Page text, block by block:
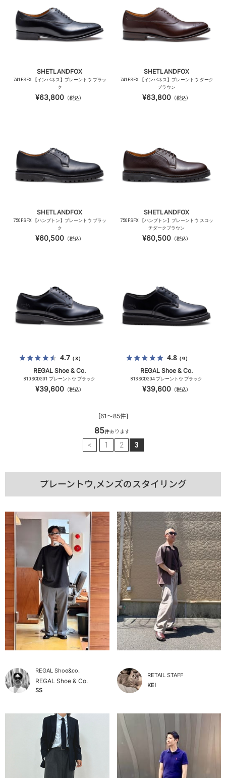
SHETLANDFOX
741FSFX 【インバネス】プレーントウ ブラッ
ク
¥63,800（税込）
SHETLANDFOX
741FSFX 【インバネス】プレーントウ ダーク
ブラウン
¥63,800（税込）
SHETLANDFOX
750FSFX 【ハンプトン】プレーントウ ブラッ
ク
¥60,500（税込）
SHETLANDFOX
750FSFX 【ハンプトン】プレーントウ スコッ
チダークブラウン
¥60,500（税込）
4.7（3）
REGAL Shoe & Co.
810SCDG01 プレーントウ ブラック
¥39,600（税込）
4.8（9）
REGAL Shoe & Co.
813SCDG04 プレーントウ ブラック
¥39,600（税込）
[61～85件]
85件あります
< 1 2 3
プレーントウ,メンズのスタイリング
REGAL Shoe&co.
REGAL Shoe & Co.
SS
RETAIL STAFF
KEI